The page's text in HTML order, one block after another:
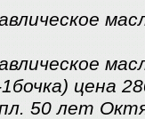
цена
50 лет